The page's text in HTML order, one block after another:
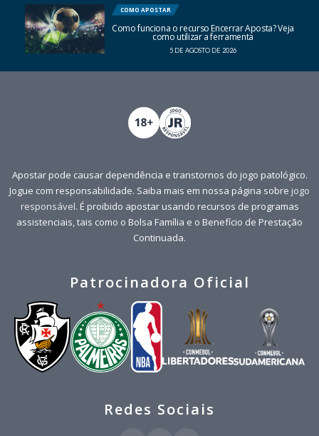
COMO APOSTAR
Como funciona o recurso Encerrar Aposta? Veja
como utilizar a ferramenta
5 DE AGOSTO DE 2026
Apostar pode causar dependência e transtornos do jogo patológico.
Jogue com responsabilidade. Saiba mais em nossa página sobre jogo
responsável. É proibido apostar usando recursos de programas
assistenciais, tais como o Bolsa Família e o Benefício de Prestação
Continuada.
Patrocinadora Oficial
Redes Sociais